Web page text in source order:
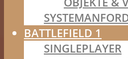
BATTLEFIELD 1
SINGLEPLAYER